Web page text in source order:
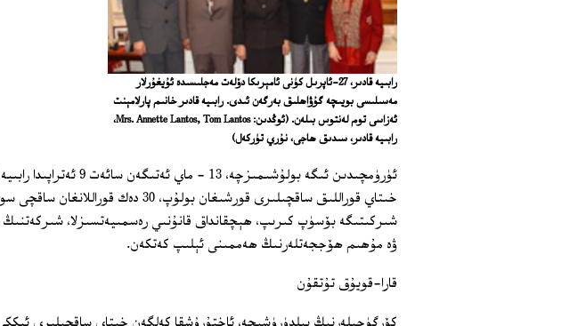
رابىيە قادىر، 27-ئاپرىل كۈنى ئامېرىكا دۆلەت مەجلىسىدە ئۇيغۇرلار
مەسىلىسى بويىچە گۇۋاھلىق بەرگەن ئىدى. رابىيە قادىر خانىم پارلامېنت
ئەزاسى توم لەنتوس بىلەن. (ئوڭدىن: Mrs. Annette Lantos, Tom Lantos،
رابىيە قادىر، سىدىق ھاجى، نۇري تۈركەل)
ئۈرۈمچىدىن ئىگە
خىتاي قوراللىق ساقچىلىرى قورشىغان بولۇپ،
شىركىتىگە بۆسۈپ كىرىپ، ھېچقانداق قانۇنىي رەسمىيەتسىزلا،
ۋە مۇھىم ھۆججەتلەرنىڭ ھەممىنى ئېلىپ كەتكەن.
قارا-قويۇق تۇتقۇن